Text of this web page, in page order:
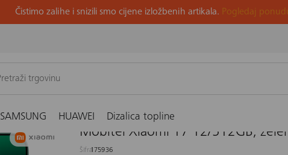
Čistimo zalihe i snizili smo cijene izložbenih artikala. Pogledaj
SAMSUNG HUAWEI Dizalica topline
Mobitel Xiaomi 17 12/512GB,
Šifra175936